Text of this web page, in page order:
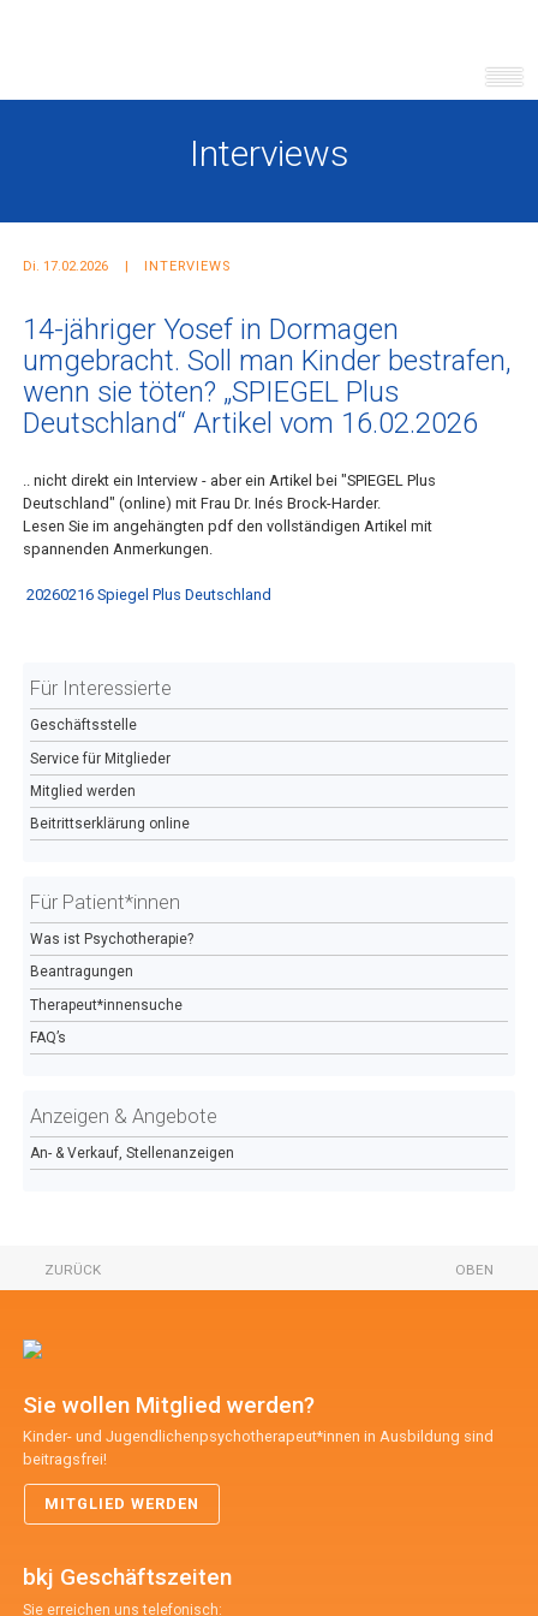
Interviews
Di. 17.02.2026 INTERVIEWS
14-jähriger Yosef in Dormagen
umgebracht. Soll man Kinder bestrafen,
wenn sie töten? „SPIEGEL Plus
Deutschland“ Artikel vom 16.02.2026
.. nicht direkt ein Interview - aber ein Artikel bei "SPIEGEL Plus
Deutschland" (online) mit Frau Dr. Inés Brock-Harder.
Lesen Sie im angehängten pdf den vollständigen Artikel mit
spannenden Anmerkungen.
20260216 Spiegel Plus Deutschland
Für Interessierte
Geschäftsstelle
Service für Mitglieder
Mitglied werden
Beitrittserklärung online
Für Patient*innen
Was ist Psychotherapie?
Beantragungen
Therapeut*innensuche
FAQ’s
Anzeigen & Angebote
An- & Verkauf, Stellenanzeigen
OBEN
ZURÜCK
Sie wollen Mitglied werden?
Kinder- und Jugendlichenpsychotherapeut*innen in Ausbildung sind
beitragsfrei!
MITGLIED WERDEN
bkj Geschäftszeiten
Sie erreichen uns telefonisch: